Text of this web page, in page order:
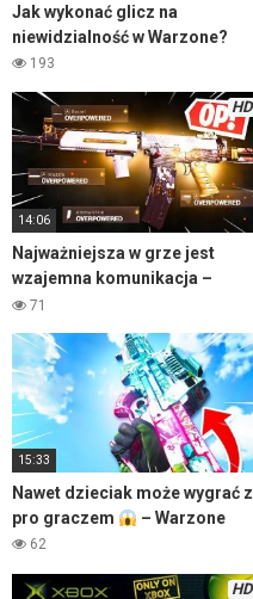
Jak wykonać glicz na
niewidzialność w Warzone?
193
HD
14:06
Najważniejsza w grze jest
wzajemna komunikacja –
Warzone
71
15:33
Nawet dzieciak może wygrać z
pro graczem
– Warzone
62
HD